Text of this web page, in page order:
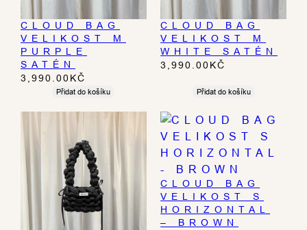
CLOUD BAG
VELIKOST M
PURPLE
SATÉN
3,990.00 KČ
Přidat do košíku
CLOUD BAG
VELIKOST M
WHITE SATÉN
3,990.00 KČ
Přidat do košíku
CLOUD BAG
VELIKOST S
HORIZONTAL
– BROWN